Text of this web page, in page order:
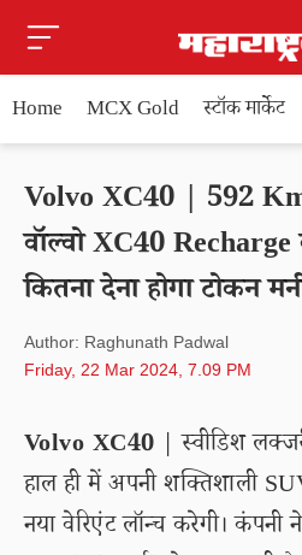
Home MCX Gold स्टॉक मार्केट
Volvo XC40 | 592
वॉल्वो XC40
कितना देना होगा टोकन
Author: Raghunath Padwal
Friday, 22 Mar 2024, 7.09 PM
Volvo XC40 | स्वीडिश
हाल ही में अपनी शक्तिशाली
नया वेरिएंट लॉन्च करेगी।